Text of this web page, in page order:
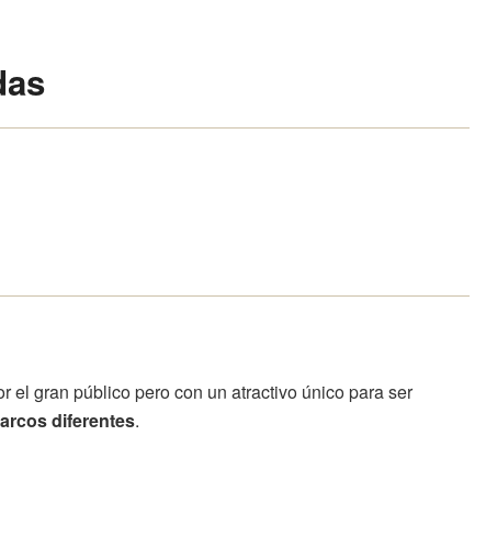
el gran público pero con un atractivo único para ser
diferentes.